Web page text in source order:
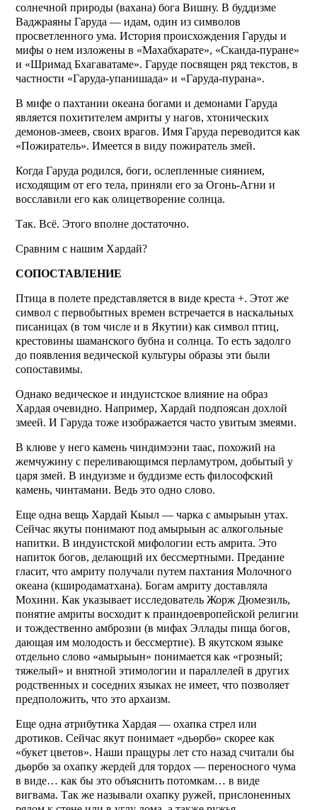
солнечной природы (вахана) бога Вишну. В буддизме
Ваджраяны Гаруда — идам, один из символов
просветленного ума. История происхождения Гаруды и
мифы о нем изложены в «Махабхарате», «Сканда-пуране»
и «Шримад Бхагаватаме». Гаруде посвящен ряд текстов, в
частности «Гаруда-упанишада» и «Гаруда-пурана».
В мифе о пахтании океана богами и демонами Гаруда
является похитителем амриты у нагов, хтонических
демонов-змеев, своих врагов. Имя Гаруда переводится как
«Пожиратель». Имеется в виду пожиратель змей.
Когда Гаруда родился, боги, ослепленные сиянием,
исходящим от его тела, приняли его за Огонь-Агни и
восславили его как олицетворение солнца.
Так. Всё. Этого вполне достаточно.
Сравним с нашим Хардай?
СОПОСТАВЛЕНИЕ
Птица в полете представляется в виде креста +. Этот же
символ с первобытных времен встречается в наскальных
писаницах (в том числе и в Якутии) как символ птиц,
крестовины шаманского бубна и солнца. То есть задолго
до появления ведической культуры образы эти были
сопоставимы.
Однако ведическое и индуистское влияние на образ
Хардая очевидно. Например, Хардай подпоясан дохлой
змеей. И Гаруда тоже изображается часто увитым змеями.
В клюве у него камень чиндимээни таас, похожий на
жемчужину с переливающимся перламутром, добытый у
царя змей. В индуизме и буддизме есть философский
камень, чинтамани. Ведь это одно слово.
Еще одна вещь Хардай Кыыл — чарка с амырыын утах.
Сейчас якуты понимают под амырыын ас алкогольные
напитки. В индуистской мифологии есть амрита. Это
напиток богов, делающий их бессмертными. Предание
гласит, что амриту получали путем пахтания Молочного
океана (кширодаматхана). Богам амриту доставляла
Мохини. Как указывает исследователь Жорж Дюмезиль,
понятие амриты восходит к праиндоевропейской религии
и тождественно амброзии (в мифах Эллады пища богов,
дающая им молодость и бессмертие). В якутском языке
отдельно слово «амырыын» понимается как «грозный;
тяжелый» и внятной этимологии и параллелей в других
родственных и соседних языках не имеет, что позволяет
предположить, что это архаизм.
Еще одна атрибутика Хардая — охапка стрел или
дротиков. Сейчас якут понимает «дьөрбө» скорее как
«букет цветов». Наши пращуры лет сто назад считали бы
дьөрбө за охапку жердей для тордох — переносного чума
в виде… как бы это объяснить потомкам… в виде
вигвама. Так же называли охапку ружей, прислоненных